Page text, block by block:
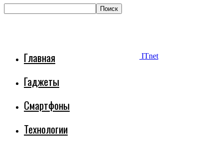
ITnet
Главная
Гаджеты
Смартфоны
Технологии